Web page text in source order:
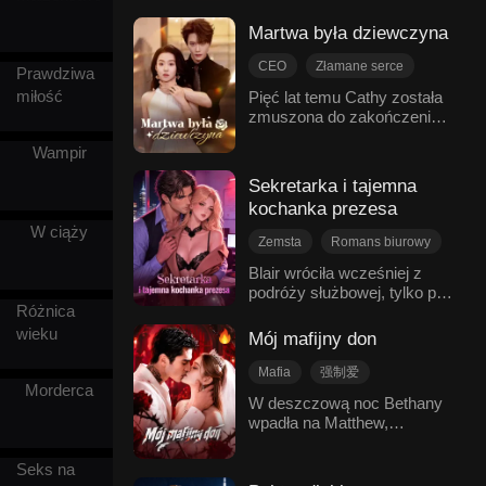
Prawdziwa
miłość
Wampir
W ciąży
Różnica
wieku
Morderca
Seks na
Dana. Roman wtargnął na
Dana i Laury oraz jej ciążę,
rozbijając kłamstwa.Gdy
Jessica szantażowała ich
uciec, ale by zatrzymać ją
na zawsze.
Nowoczesny romans
jednorazowego zbliżenia z
Sebastianem i zaszła w
ciążę z czworaczkami.
po urodzeniu Dylana i
Gabby, Lily ukradła
że to ona była jego partnerką
z tamtej nocy. Nie wiedziała,
że Laura wciąż żyje i
urodziła jeszcze dwoje: Ivy i
Laura, obecnie wysoka
ranga, wraca do domu z
szukać swoich dzieci.
się spotyka. Ivy i Noah
trafiają do domu Sebastiana,
a Dylan i Gabby do domu
Laury...
Martwa była dziewczyna
CEO
Złamane serce
Nieporozumienie
Niemowlęta
ON
Pięć lat temu Cathy została
zmuszona do zakończenia
samego dnia dotarła do niej
wiadomość o jego śmierci w
katastrofie lotniczej. Pięć lat
później Saul powrócił –
upozorował własną śmierć i
przekształcił się w potentata.
Teraz szuka zemsty na
Zmusza ją do pracy jako
niania, nie wiedząc, że przez
te wszystkie lata sama
trakcie bezwzględnego
dążenia do zemsty Saul
Sekretarka i tajemna
kochanka prezesa
Zemsta
Romans biurowy
Słodycz
Miliarderzy
Erotyczny
Blair wróciła wcześniej z
podróży służbowej, tylko po
narzeczonego Dana w łóżku
ze swoją kuzynką Laurą. Z
złamanym sercem i pijana
spędziła noc ze swoim
szefem – miliarderem
Mój mafijny don
Mafia
强制爱
Nowoczesny romans
Słodycz
Zdrada
W deszczową noc Bethany
wpadła na Matthew,
rodziny. Gdy tylko ją